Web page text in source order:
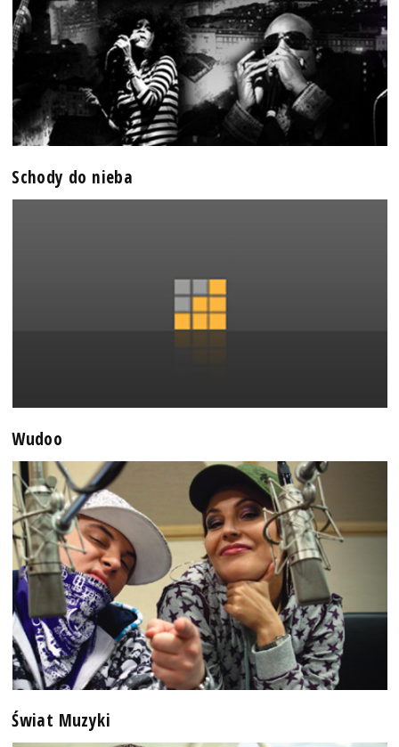
Schody do nieba
Wudoo
Świat Muzyki